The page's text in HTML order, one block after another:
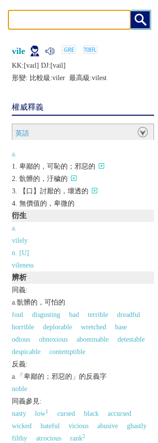
vile
KK:[vaɪl] DJ:[vail]
形變: 比較級:viler 最高級:vilest
權威釋義
英語
a.
卑鄙的，可恥的；邪惡的
骯髒的，汙穢的
【口】討厭的，壞透的
無價值的，卑微的
衍生
a.
vilely
n. [U]
vileness
辨析
同義:
a.骯髒的，可怕的
foul
disgusting bad terrible
dreadful
horrible
deplorable wretched
base
odious
obnoxious abominable
detestable
despicable
contemptible
反義:
a.「卑鄙的；邪惡的」的反義字
noble
同義參見:
nasty
low1 cursed black
accursed
wicked
hateful vicious abusive
ghastly
filthy
atrocious rank2